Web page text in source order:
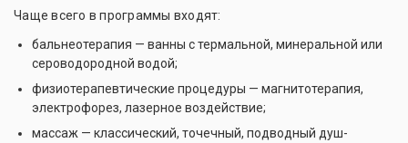
Чаще всего в программы входят:
бальнеотерапия — ванны с термальной, минеральной или
сероводородной водой;
физиотерапевтические процедуры — магнитотерапия,
электрофорез, лазерное воздействие;
массаж — классический, точечный, подводный душ-